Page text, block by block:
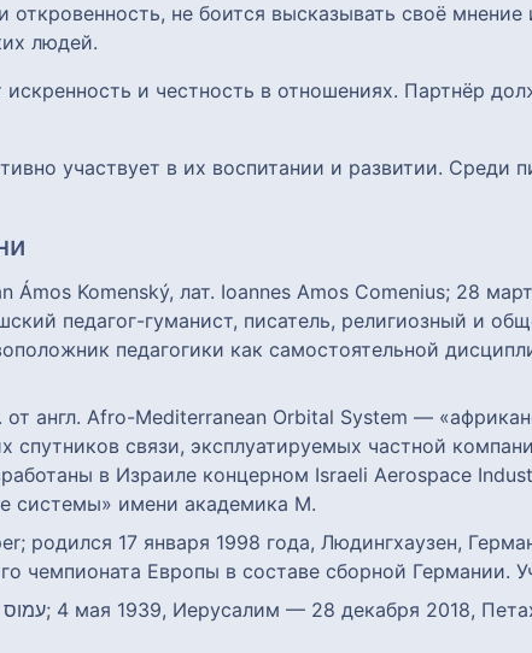
откровенность, не боится высказывать своё
людей.
искренность и честность в отношениях. Партнёр
участвует в их воспитании и развитии. Среди
Ámos Komenský, лат. Ioannes Amos Comenius; 28
педагог-гуманист, писатель, религиозный и
педагогики как самостоятельной
англ. Afro-Mediterranean Orbital System —
спутников связи, эксплуатируемых частной
в Израиле концерном Israeli Aerospace
системы» имени академика М.
родился 17 января 1998 года, Людингхаузен,
чемпионата Европы в составе сборной Германии.